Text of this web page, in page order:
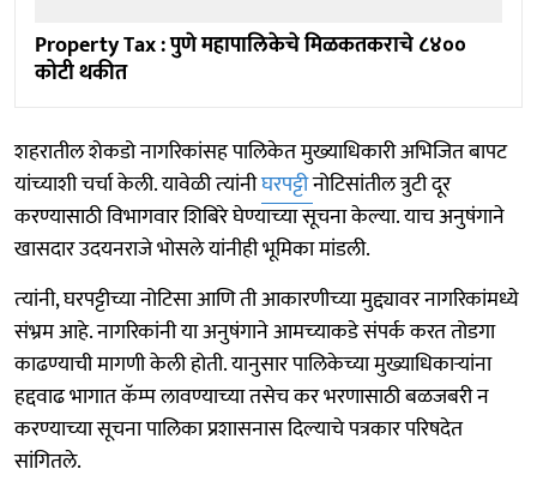
Property Tax : पुणे महापालिकेचे मिळकतकराचे ८४००
कोटी थकीत
शहरातील शेकडो नागरिकांसह पालिकेत मुख्‍याधिकारी अभिजित बापट
यांच्‍याशी चर्चा केली. यावेळी त्‍यांनीघरपट्टीनोटिसांतील त्रुटी दूर
करण्‍यासाठी विभागवार शिबिरे घेण्‍याच्‍या सूचना केल्‍या. याच अनुषंगाने
खासदार उदयनराजे भोसले यांनीही भूमिका मांडली.
त्‍यांनी, घरपट्टीच्या नोटिसा आणि ती आकारणीच्‍या मुद्द्यावर नागरिकांमध्ये
संभ्रम आहे. नागरिकांनी या अनुषंगाने आमच्‍याकडे संपर्क करत तोडगा
काढण्‍याची मागणी केली होती. यानुसार पालिकेच्या मुख्याधिकाऱ्यांना
हद्दवाढ भागात कॅम्प लावण्‍याच्‍या तसेच कर भरणासाठी बळजबरी न
करण्‍याच्‍या सूचना पालिका प्रशासनास दिल्‍याचे पत्रकार परिषदेत
सांगितले.